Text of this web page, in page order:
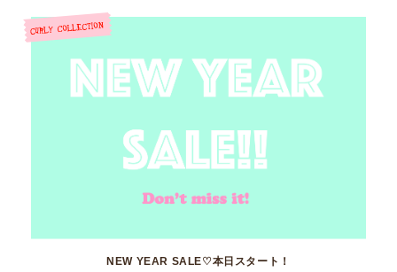
NEW YEAR SALE♡本日スタート！